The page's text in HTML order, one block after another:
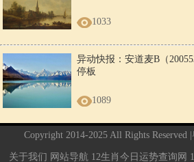
1033
异动快报：安道麦B（
停板
1089
Copyright 2014-2025 All Rights Reserved |
关于我们 网站导航 12生肖今日运势查询网